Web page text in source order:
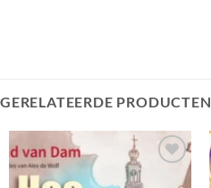
GERELATEERDE PRODUCTEN